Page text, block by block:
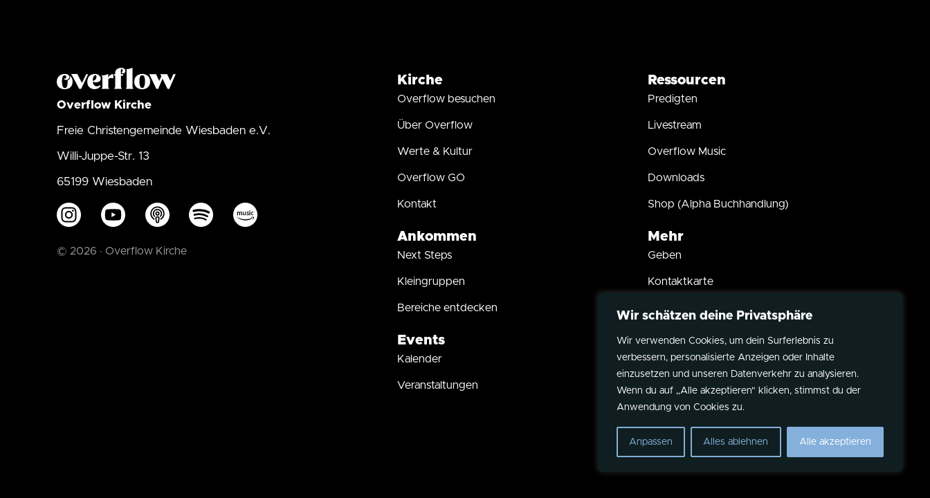
Wir schätzen deine Privatsphäre
Wir verwenden Cookies, um dein Surferlebnis zu
verbessern, personalisierte Anzeigen oder Inhalte
einzusetzen und unseren Datenverkehr zu analysieren.
Wenn du auf „Alle akzeptieren" klicken, stimmst du der
Anwendung von Cookies zu.
Anpassen Alles ablehnen Alle akzeptieren
Overflow Kirche
Freie Christengemeinde Wiesbaden e.V.
Willi-Juppe-Str. 13
65199 Wiesbaden
© 2026 · Overflow Kirche
Kirche
Overflow besuchen
Über Overflow
Werte & Kultur
Overflow GO
Kontakt
Ankommen
Next Steps
Kleingruppen
Bereiche entdecken
Events
Kalender
Veranstaltungen
Ressourcen
Predigten
Livestream
Overflow Music
Downloads
Shop (Alpha Buchhandlung)
Mehr
Geben
Kontaktkarte
Taufe
Kindersegnung
Partner werden
Datenschutz
Impressum